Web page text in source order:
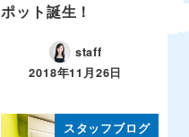
ポット誕生！
staff
2018年11月26日
スタッフブログ